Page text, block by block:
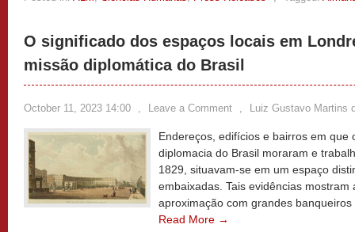
O significado dos espaços locais em
missão diplomática do Brasil
October 11, 2023 14:00 , Leave a Comment , Luiz Gustavo Martins
Endereços, edifícios e bairros em que
diplomacia do Brasil moraram e
1829, situavam-se em um espaço
embaixadas. Tais evidências
aproximação com grandes
Read More →